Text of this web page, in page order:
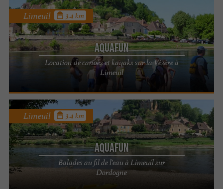
AquaFun
Location de canoës et kayaks sur la Vézère à
Limeuil
Limeuil 3.4 km
AquaFun
Balades au fil de l'eau à Limeuil sur
Dordogne
Limeuil 3.4 km